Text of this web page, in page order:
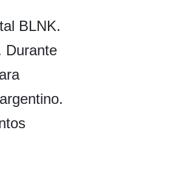
BLNK.
Durante